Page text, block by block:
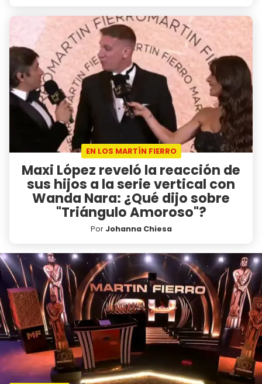
EN LOS MARTÍN FIERRO
Maxi López reveló la reacción de
sus hijos a la serie vertical con
Wanda Nara: ¿Qué dijo sobre
"Triángulo Amoroso"?
Por Johanna Chiesa